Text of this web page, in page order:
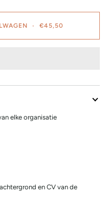
• €45,50
elke organisatie
en CV van de